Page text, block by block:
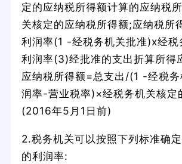
定的应纳税所得额计算的应纳税
关核定的应纳税所得额;应纳税所
利润率(1 -经税务机关批准)x经税
利润率(3)经批准的支出折算所得
应纳税所得额=总支出/(1 -经税务
润率-营业税率)×经税务机关核定
(2016年5月1日前)
2.税务机关可以按照下列标准确
的利润率: